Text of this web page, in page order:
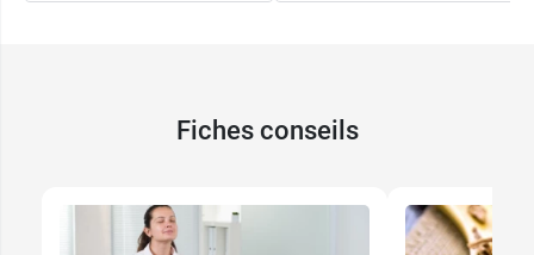
Fiches conseils